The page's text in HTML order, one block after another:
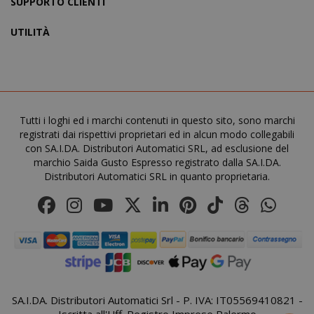
UTILITÀ
Tutti i loghi ed i marchi contenuti in questo sito, sono marchi
registrati dai rispettivi proprietari ed in alcun modo collegabili
con SA.I.DA. Distributori Automatici SRL, ad esclusione del
marchio Saida Gusto Espresso registrato dalla SA.I.DA.
Distributori Automatici SRL in quanto proprietaria.
SA.I.DA. Distributori Automatici Srl - P. IVA: IT05569410821 -
X-Magento-Vary